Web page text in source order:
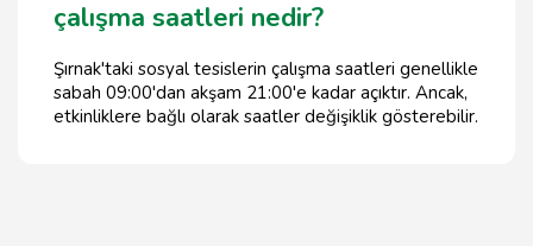
çalışma saatleri nedir?
Şırnak'taki sosyal tesislerin çalışma saatleri genellikle
sabah 09:00'dan akşam 21:00'e kadar açıktır. Ancak,
etkinliklere bağlı olarak saatler değişiklik gösterebilir.